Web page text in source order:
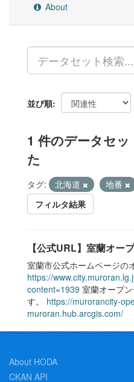
About
並び順
1 件のデータセ
た
タグ: 北海道 地番
フィルタ結果
【公式URL】室蘭オー
室蘭市公式ホームページの
https://
content=1939 室蘭オープ
す。 https://murorancity-
muroran.hub.arcgis.com/
About HODA
CKAN API